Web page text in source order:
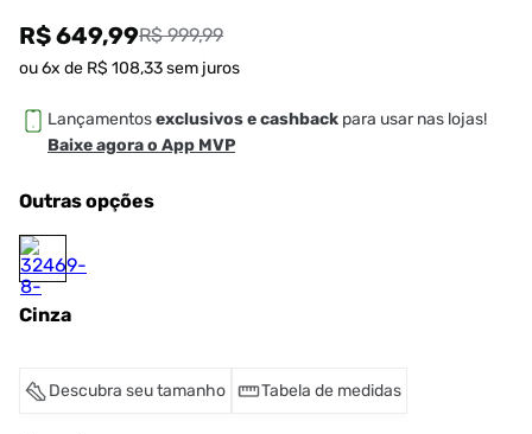
R$ 649,99R$ 999,99
ou6x de R$ 108,33sem juros
Lançamentosexclusivos e cashback para usar nas lojas!
Baixe agora o App MVP
Outras opções
Cinza
Descubra seu tamanho Tabela de medidas